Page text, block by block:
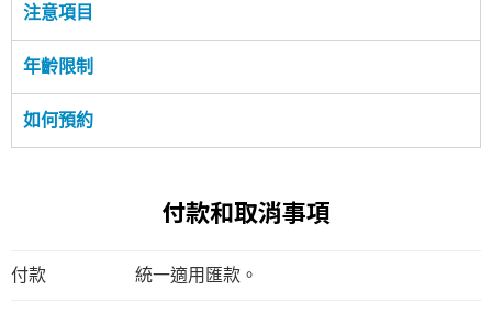
注意項目
年齡限制
如何預約
付款和取消事項
付款 統一適用匯款。